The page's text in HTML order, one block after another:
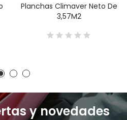
Planchas Climaver Neto De
3,57M2
y novedades